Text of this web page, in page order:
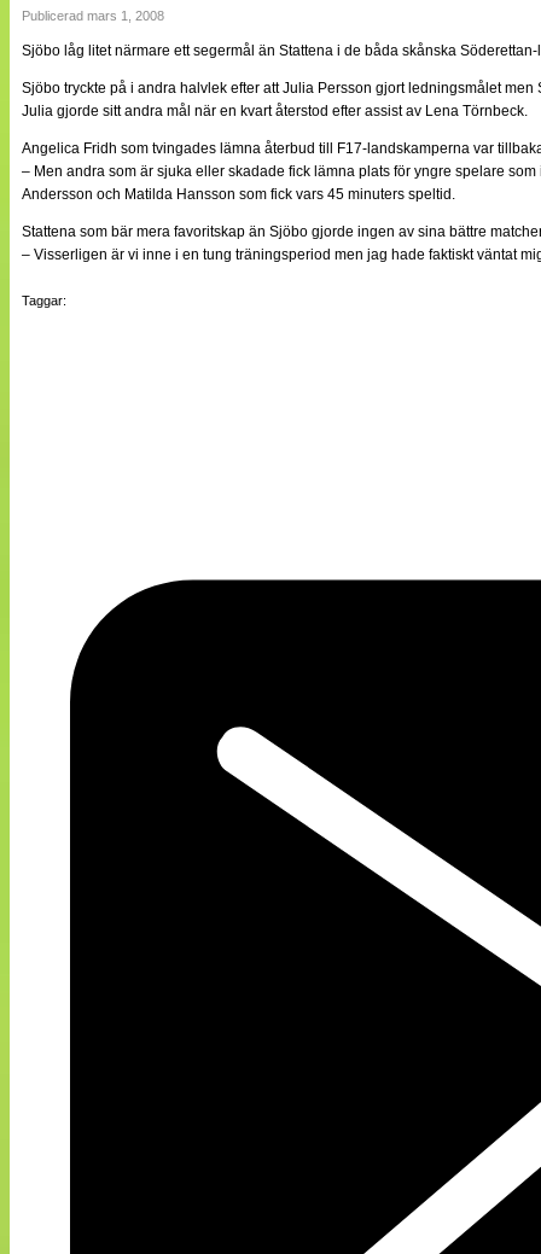
Bildreportage
Bloggar
Lagen
Webb-TV
Medlemsbilder
Till klubbkassan
NÄTverket
Om oss
Publicerad mars 1, 2008
Sjöbo låg litet närmare ett segermål än Stattena i de båda skånska
Sjöbo tryckte på i andra halvlek efter att Julia Persson gjort ledningsmålet
Julia gjorde sitt andra mål när en kvart återstod efter assist av Lena Törnbeck.
Angelica Fridh som tvingades lämna återbud till F17-landskamperna var
– Men andra som är sjuka eller skadade fick lämna plats för yngre spelare
Andersson och Matilda Hansson som fick vars 45 minuters speltid.
Stattena som bär mera favoritskap än Sjöbo gjorde ingen av sina bättre
– Visserligen är vi inne i en tung träningsperiod men jag hade faktiskt väntat
Taggar: